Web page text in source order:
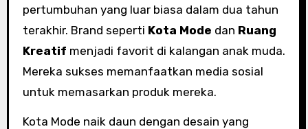
pertumbuhan yang luar biasa dalam dua tahun
terakhir. Brand seperti Kota Mode dan Ruang
Kreatif menjadi favorit di kalangan anak muda.
Mereka sukses memanfaatkan media sosial
untuk memasarkan produk mereka.
Kota Mode naik daun dengan desain yang